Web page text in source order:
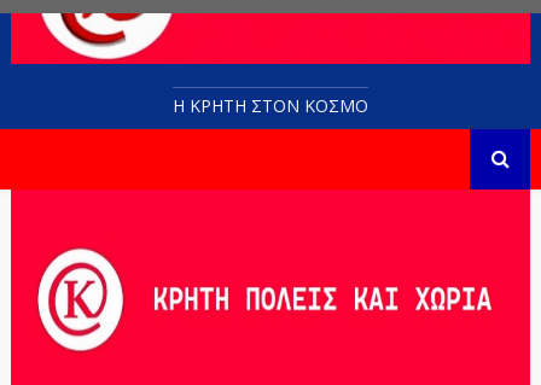
Η ΚΡΗΤΗ ΣΤΟN KOΣΜΟ